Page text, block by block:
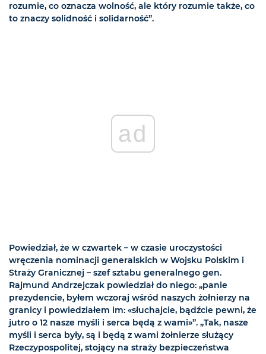
rozumie, co oznacza wolność, ale który rozumie także, co
to znaczy solidność i solidarność”.
ad
Powiedział, że w czwartek – w czasie uroczystości
wręczenia nominacji generalskich w Wojsku Polskim i
Straży Granicznej – szef sztabu generalnego gen.
Rajmund Andrzejczak powiedział do niego: „panie
prezydencie, byłem wczoraj wśród naszych żołnierzy na
granicy i powiedziałem im: «słuchajcie, bądźcie pewni, że
jutro o 12 nasze myśli i serca będą z wami»”. „Tak, nasze
myśli i serca były, są i będą z wami żołnierze służący
Rzeczypospolitej, stojący na straży bezpieczeństwa